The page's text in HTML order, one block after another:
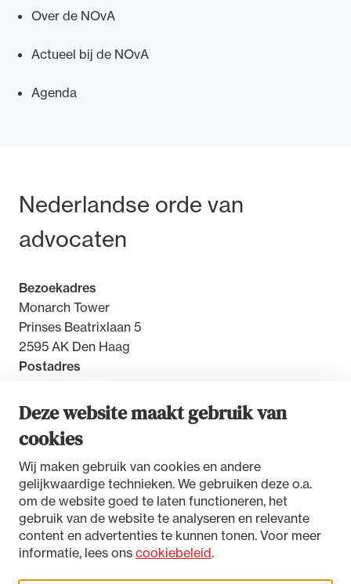
Deze website maakt gebruik van
cookies
Wij maken gebruik van cookies en andere
gelijkwaardige technieken. We gebruiken deze o.a.
om de website goed te laten functioneren, het
gebruik van de website te analyseren en relevante
content en advertenties te kunnen tonen. Voor meer
informatie, lees ons cookiebeleid.
Over de NOvA
Actueel bij de NOvA
Agenda
Bezoek- en postadres
Nederlandse orde van
advocaten
Bezoekadres
Monarch Tower
Prinses Beatrixlaan 5
2595 AK Den Haag
Postadres
2500 GW Den Haag
Toegankelijkheidsverklaring
Disclaimer